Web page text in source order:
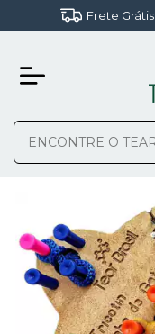
Frete